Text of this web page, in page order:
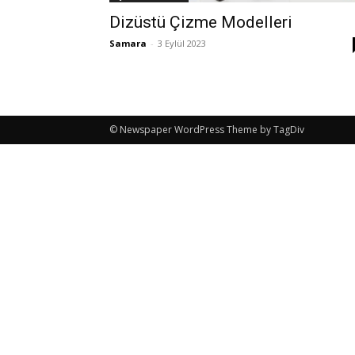
Dizüstü Çizme Modelleri
Samara - 3 Eylül 2023
© Newspaper WordPress Theme by TagDiv